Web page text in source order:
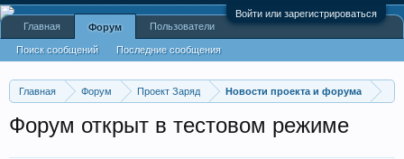
Войти или зарегистрироваться
Главная Форум Проект Заряд Новости проекта и форума
Форум открыт в тестовом режиме
Главная Форум
Поиск сообщений Последние сообщения
Пользователи